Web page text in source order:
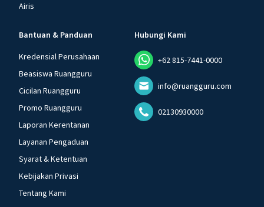
Airis
Bantuan & Panduan
Kredensial Perusahaan
Beasiswa Ruangguru
Cicilan Ruangguru
Promo Ruangguru
Laporan Kerentanan
Layanan Pengaduan
Syarat & Ketentuan
Kebijakan Privasi
Tentang Kami
Hubungi Kami
+62 815-7441-0000
info@ruangguru.com
02130930000